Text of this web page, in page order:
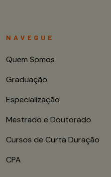
NAVEGUE
Quem Somos
Graduação
Especialização
Mestrado e Doutorado
Cursos de Curta Duração
CPA